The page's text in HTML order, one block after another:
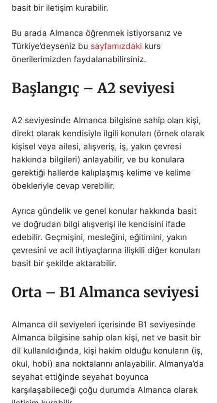
basit bir iletişim kurabilir.
Bu arada Almanca öğrenmek istiyorsanız ve
Türkiye’deyseniz bu sayfamızdaki kurs
önerilerimizden faydalanabilirsiniz.
Başlangıç – A2 seviyesi
A2 seviyesinde Almanca bilgisine sahip olan kişi,
direkt olarak kendisiyle ilgili konuları (örnek olarak
kişisel veya ailesi, alışveriş, iş, yakın çevresi
hakkında bilgileri) anlayabilir, ve bu konulara
gerektiği hallerde kalıplaşmış kelime ve kelime
öbekleriyle cevap verebilir.
Ayrıca gündelik ve genel konular hakkında basit
ve doğrudan bilgi alışverişi ile kendisini ifade
edebilir. Geçmişini, mesleğini, eğitimini, yakın
çevresini ve acil ihtiyaçlarına ilişkili diğer konuları
basit bir şekilde aktarabilir.
Orta – B1 Almanca seviyesi
Almanca dil seviyeleri içerisinde B1 seviyesinde
Almanca bilgisine sahip olan kişi, net ve basit bir
dil kullanıldığında, kişi hakim olduğu konuların (iş,
okul, hobi) ana noktalarını anlayabilir. Almanya’da
seyahat ettiğinde seyahat boyunca
karşılaşabileceği çoğu durumda Almanca olarak